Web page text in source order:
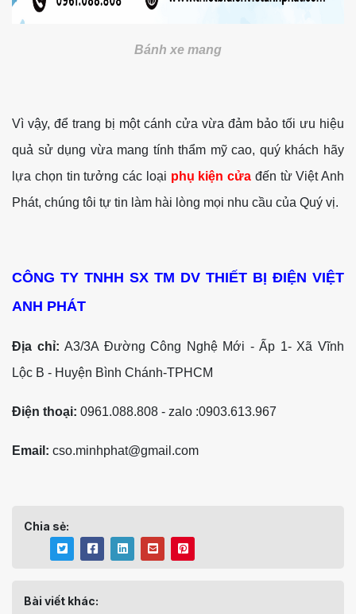
Bánh xe mang
Vì vậy, để trang bị một cánh cửa vừa đảm bảo tối ưu hiệu
quả sử dụng vừa mang tính thẩm mỹ cao, quý khách hãy
lựa chọn tin tưởng các loại phụ kiện cửa đến từ Việt Anh
Phát, chúng tôi tự tin làm hài lòng mọi nhu cầu của Quý vị.
CÔNG TY TNHH SX TM DV THIẾT BỊ ĐIỆN VIỆT
ANH PHÁT
Địa chỉ:A3/3A Đường Công Nghệ Mới - Ấp 1- Xã Vĩnh
Lộc B - Huyện Bình Chánh-TPHCM
Điện thoại: 0961.088.808 - zalo :0903.613.967
Email: cso.minhphat@gmail.com
Chia sẻ:
Bài viết khác: